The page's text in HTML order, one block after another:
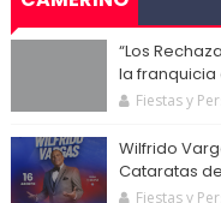
“Los
la franquicia
Fiestas y
Wilfrido
Cataratas
Fiestas y